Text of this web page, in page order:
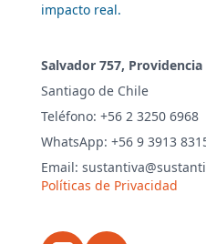
impacto real.
Salvador 757, Providencia
Santiago de Chile
Teléfono: +56 2 3250 6968
WhatsApp: +56 9 3913
Email:
Políticas de Privacidad